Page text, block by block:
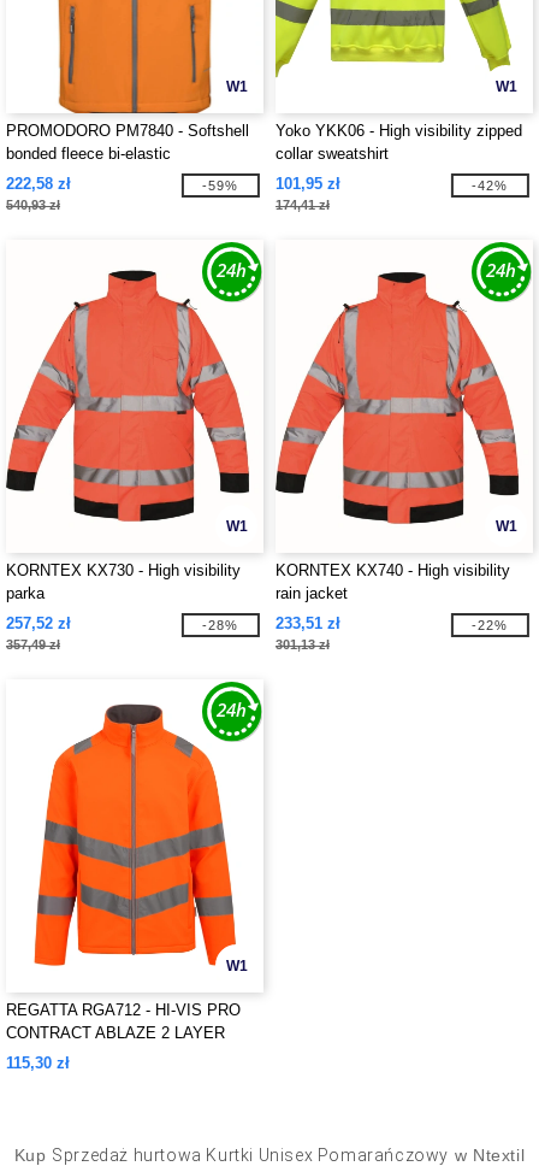
W1
PROMODORO PM7840 - Softshell
bonded fleece bi-elastic
222,58 zł
540,93 zł
-59%
W1
Yoko YKK06 - High visibility zipped
collar sweatshirt
101,95 zł
174,41 zł
-42%
W1
KORNTEX KX730 - High visibility
parka
257,52 zł
357,49 zł
-28%
W1
KORNTEX KX740 - High visibility
rain jacket
233,51 zł
301,13 zł
-22%
W1
REGATTA RGA712 - HI-VIS PRO
CONTRACT ABLAZE 2 LAYER
SOFTSHELL JACKET (CLASS 3)
115,30 zł
Kup Sprzedaż hurtowa Kurtki Unisex Pomarańczowy w Ntextil